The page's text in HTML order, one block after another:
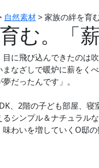
自然素材>家族の絆を育
む。「
に飛び込んできたのは吹
なざしで暖炉に薪をくべ
だったんです」。
、2階の子ども部屋、
シンプル＆ナチュラル
わいを増していくO邸の